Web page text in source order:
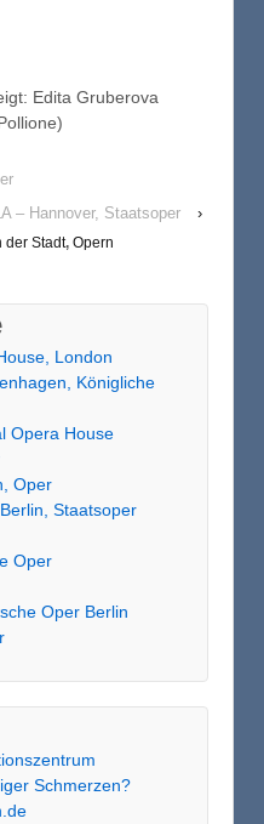
Edita Gruberova
– Hannover, Staatsoper
›
der Stadt, Opern
London
Königliche
Opera House
Oper
Staatsoper
Oper
Oper Berlin
Schmerzen?